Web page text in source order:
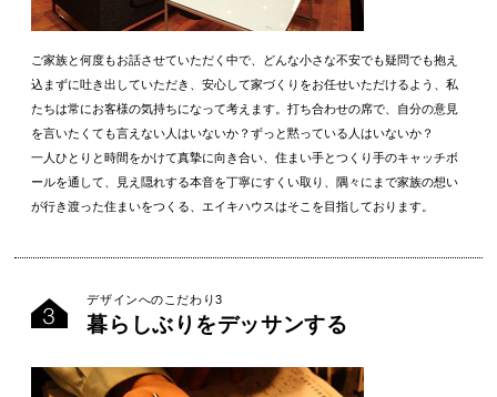
ご家族と何度もお話させていただく中で、どんな小さな不安でも疑問でも抱え
込まずに吐き出していただき、安心して家づくりをお任せいただけるよう、私
たちは常にお客様の気持ちになって考えます。打ち合わせの席で、自分の意見
を言いたくても言えない人はいないか？ずっと黙っている人はいないか？
一人ひとりと時間をかけて真摯に向き合い、住まい手とつくり手のキャッチボ
ールを通して、見え隠れする本音を丁寧にすくい取り、隅々にまで家族の想い
が行き渡った住まいをつくる、エイキハウスはそこを目指しております。
デザインへのこだわり3
暮らしぶりをデッサンする